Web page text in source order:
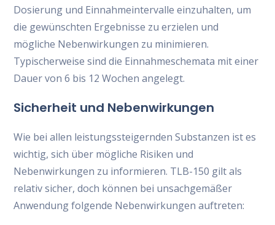
Dosierung und Einnahmeintervalle einzuhalten, um
die gewünschten Ergebnisse zu erzielen und
mögliche Nebenwirkungen zu minimieren.
Typischerweise sind die Einnahmeschemata mit einer
Dauer von 6 bis 12 Wochen angelegt.
Sicherheit und Nebenwirkungen
Wie bei allen leistungssteigernden Substanzen ist es
wichtig, sich über mögliche Risiken und
Nebenwirkungen zu informieren. TLB-150 gilt als
relativ sicher, doch können bei unsachgemäßer
Anwendung folgende Nebenwirkungen auftreten: